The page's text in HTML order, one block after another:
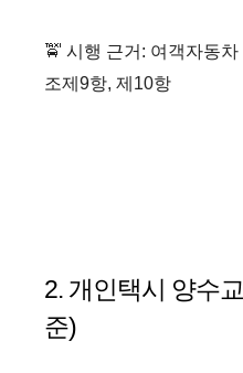
🚖 시행 근거: 여객자동
조제9항, 제10항
2. 개인택시 양수
준)